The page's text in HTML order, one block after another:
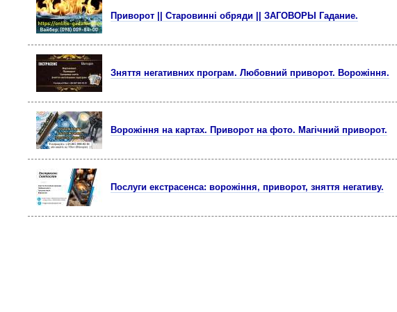
Приворот || Старовинні обряди || ЗАГОВОРЫ Гадание.
Зняття негативних програм. Любовний приворот. Ворожіння.
Ворожіння на картах. Приворот на фото. Магічний приворот.
Послуги екстрасенса: ворожіння, приворот, зняття негативу.